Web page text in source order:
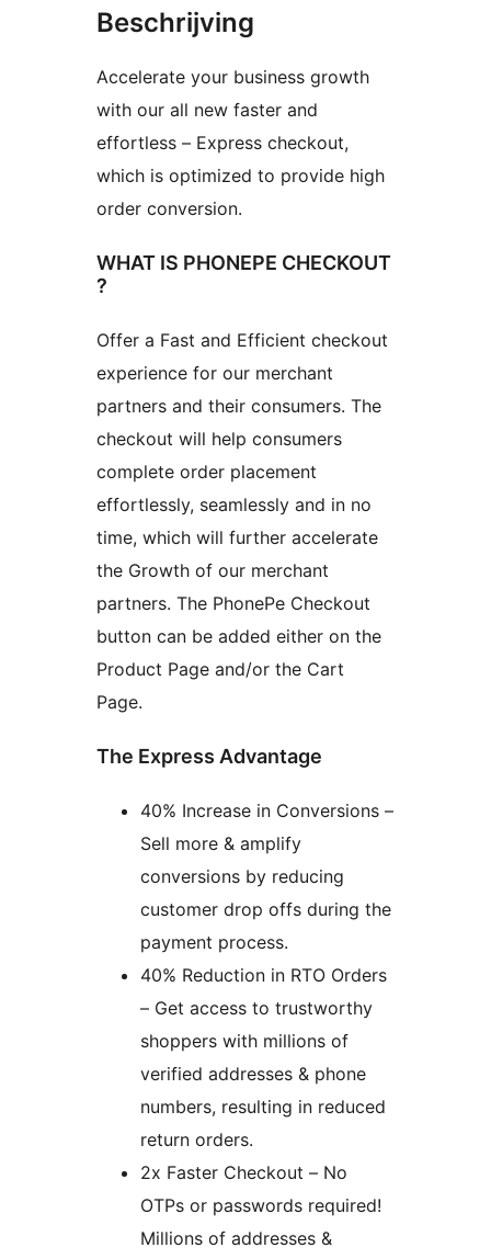
Beschrijving
Accelerate your business growth
with our all new faster and
effortless – Express checkout,
which is optimized to provide high
order conversion.
WHAT IS PHONEPE CHECKOUT
?
Offer a Fast and Efficient checkout
experience for our merchant
partners and their consumers. The
checkout will help consumers
complete order placement
effortlessly, seamlessly and in no
time, which will further accelerate
the Growth of our merchant
partners. The PhonePe Checkout
button can be added either on the
Product Page and/or the Cart
Page.
The Express Advantage
40% Increase in Conversions –
Sell more & amplify
conversions by reducing
customer drop offs during the
payment process.
40% Reduction in RTO Orders
– Get access to trustworthy
shoppers with millions of
verified addresses & phone
numbers, resulting in reduced
return orders.
2x Faster Checkout – No
OTPs or passwords required!
Millions of addresses &